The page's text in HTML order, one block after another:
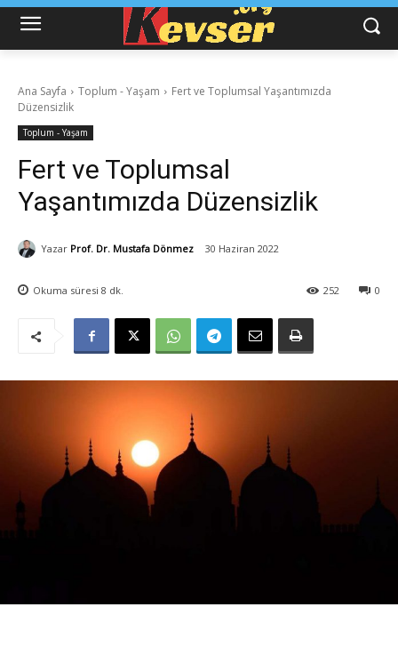
Ana Sayfa Toplum - Yaşam
Fert ve Toplumsal Yaşantımızda
Düzensizlik
Toplum - Yaşam
Fert ve Toplumsal
Yaşantımızda Düzensizlik
Yazar Prof. Dr. Mustafa Dönmez 30 Haziran 2022
Okuma süresi 8 dk. 0
252